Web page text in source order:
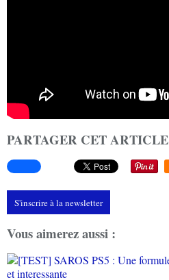
PARTAGER CET ARTICLE
S'inscrire à la newsletter
Vous aimerez aussi :